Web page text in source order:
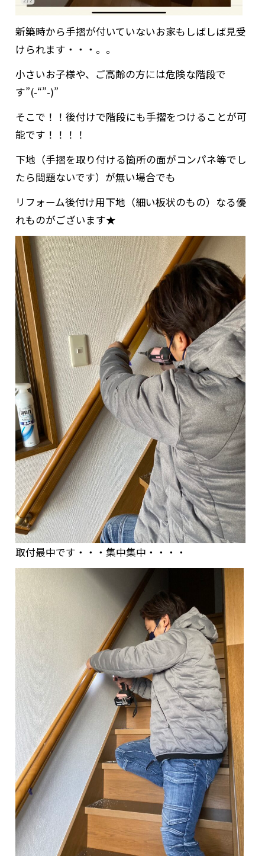
新築時から手摺が付いていないお家もしばしば見受
けられます・・・。。
小さいお子様や、ご高齢の方には危険な階段で
す”(-“”-)”
そこで！！後付けで階段にも手摺をつけることが可
能です！！！！
下地（手摺を取り付ける箇所の面がコンパネ等でし
たら問題ないです）が無い場合でも
リフォーム後付け用下地（細い板状のもの）なる優
れものがございます★
取付最中です・・・集中集中・・・・